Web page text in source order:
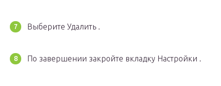
Выберите Удалить .
По завершении закройте вкладку Настройки .